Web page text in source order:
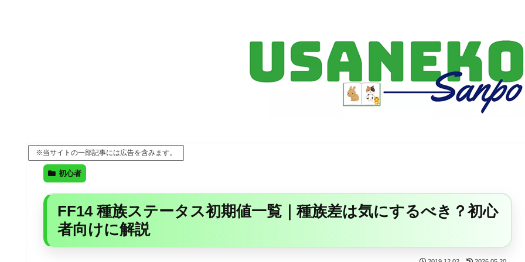
※当サイトの一部記事には広告を含みます。
初心者
FF14 種族ステータス初期値一覧｜種族差は気にするべき？初心
者向けに解説